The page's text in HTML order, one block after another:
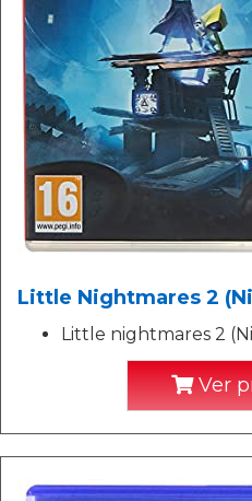
Little Nightmares 2
Little nightmares 2
Ver